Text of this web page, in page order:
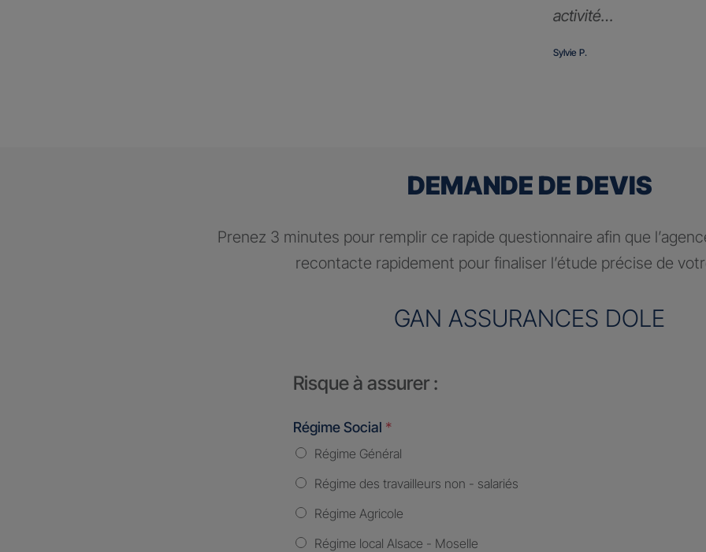
activité…
Sylvie P.
DEMANDE DE DEVIS
Prenez 3 minutes pour remplir ce rapide questionnaire afin que
recontacte rapidement pour finaliser l’étude précise de
GAN ASSURANCES DOLE
Risque à assurer :
Régime Social *
Régime Général
Régime des travailleurs non - salariés
Régime Agricole
Régime local Alsace - Moselle